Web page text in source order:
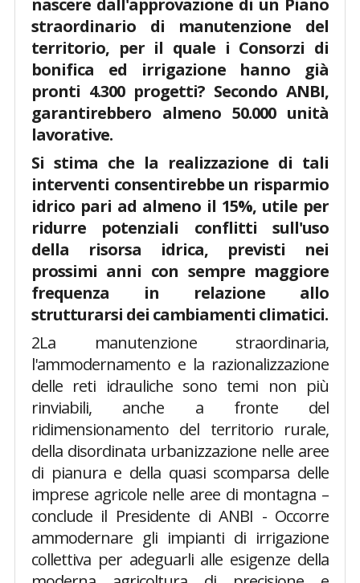
straordinario di manutenzione del
territorio, per il quale i Consorzi di
bonifica ed irrigazione hanno già
pronti 4.300 progetti? Secondo ANBI,
garantirebbero almeno 50.000 unità
lavorative.
Si stima che la realizzazione di tali
interventi consentirebbe un risparmio
idrico pari ad almeno il 15%, utile per
ridurre potenziali conflitti sull'uso
della risorsa idrica, previsti nei
prossimi anni con sempre maggiore
frequenza in relazione allo
strutturarsi dei cambiamenti climatici.
2La manutenzione straordinaria,
l'ammodernamento e la razionalizzazione
delle reti idrauliche sono temi non più
rinviabili, anche a fronte del
ridimensionamento del territorio rurale,
della disordinata urbanizzazione nelle aree
di pianura e della quasi scomparsa delle
imprese agricole nelle aree di montagna –
conclude il Presidente di ANBI - Occorre
ammodernare gli impianti di irrigazione
collettiva per adeguarli alle esigenze della